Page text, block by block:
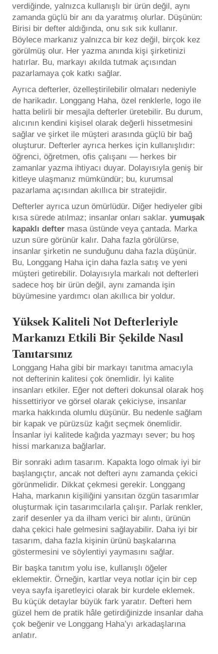
verdiğinde, yalnızca kullanışlı bir ürün değil, aynı
zamanda güçlü bir anı da yaratmış olurlar. Düşünün:
Birisi bir defter aldığında, onu sık sık kullanır.
Böylece markanız yalnızca bir kez değil, birçok kez
görülmüş olur. Her yazma anında kişi şirketinizi
hatırlar. Bu, markayı akılda tutmak açısından
pazarlamaya çok katkı sağlar.
Ayrıca defterler, özelleştirilebilir olmaları nedeniyle
de harikadır. Longgang Haha, özel renklerle, logo ile
hatta belirli bir mesajla defterler üretebilir. Bu durum,
alıcının kendini kişisel olarak değerli hissetmesini
sağlar ve şirket ile müşteri arasında güçlü bir bağ
oluşturur. Defterler ayrıca herkes için kullanışlıdır:
öğrenci, öğretmen, ofis çalışanı — herkes bir
zamanlar yazma ihtiyacı duyar. Dolayısıyla geniş bir
kitleye ulaşmanız mümkündür; bu, kurumsal
pazarlama açısından akıllıca bir stratejidir.
Defterler ayrıca uzun ömürlüdür. Diğer hediyeler gibi
kısa sürede atılmaz; insanlar onları saklar. yumuşak
kapaklı defter masa üstünde veya çantada. Marka
uzun süre görünür kalır. Daha fazla görülürse,
insanlar şirketin ne sunduğunu daha fazla düşünür.
Bu, Longgang Haha için daha fazla satış ve yeni
müşteri getirebilir. Dolayısıyla markalı not defterleri
sadece hoş bir ürün değil, aynı zamanda işin
büyümesine yardımcı olan akıllıca bir yoldur.
Yüksek Kaliteli Not Defterleriyle
Markanızı Etkili Bir Şekilde Nasıl
Tanıtarsınız
Longgang Haha gibi bir markayı tanıtma amacıyla
not defterinin kalitesi çok önemlidir. İyi kalite
insanları etkiler. Eğer not defteri dokunsal olarak hoş
hissettiriyor ve görsel olarak çekiciyse, insanlar
marka hakkında olumlu düşünür. Bu nedenle sağlam
bir kapak ve pürüzsüz kağıt seçmek önemlidir.
İnsanlar iyi kalitede kağıda yazmayı sever; bu hoş
hissi markanıza bağlarlar.
Bir sonraki adım tasarım. Kapakta logo olmak iyi bir
başlangıçtır, ancak not defteri aynı zamanda çekici
görünmelidir. Dikkat çekmesi gerekir. Longgang
Haha, markanın kişiliğini yansıtan özgün tasarımlar
oluşturmak için tasarımcılarla çalışır. Parlak renkler,
zarif desenler ya da ilham verici bir alıntı, ürünün
daha çekici hale gelmesini sağlayabilir. Daha iyi bir
tasarım, daha fazla kişinin ürünü başkalarına
göstermesini ve söylentiyi yaymasını sağlar.
Bir başka tanıtım yolu ise, kullanışlı öğeler
eklemektir. Örneğin, kartlar veya notlar için bir cep
veya sayfa işaretleyici olarak bir kurdele eklemek.
Bu küçük detaylar büyük fark yaratır. Defteri hem
güzel hem de pratik hâle getirdiğinizde insanlar daha
çok beğenir ve Longgang Haha’yı arkadaşlarına
anlatır.